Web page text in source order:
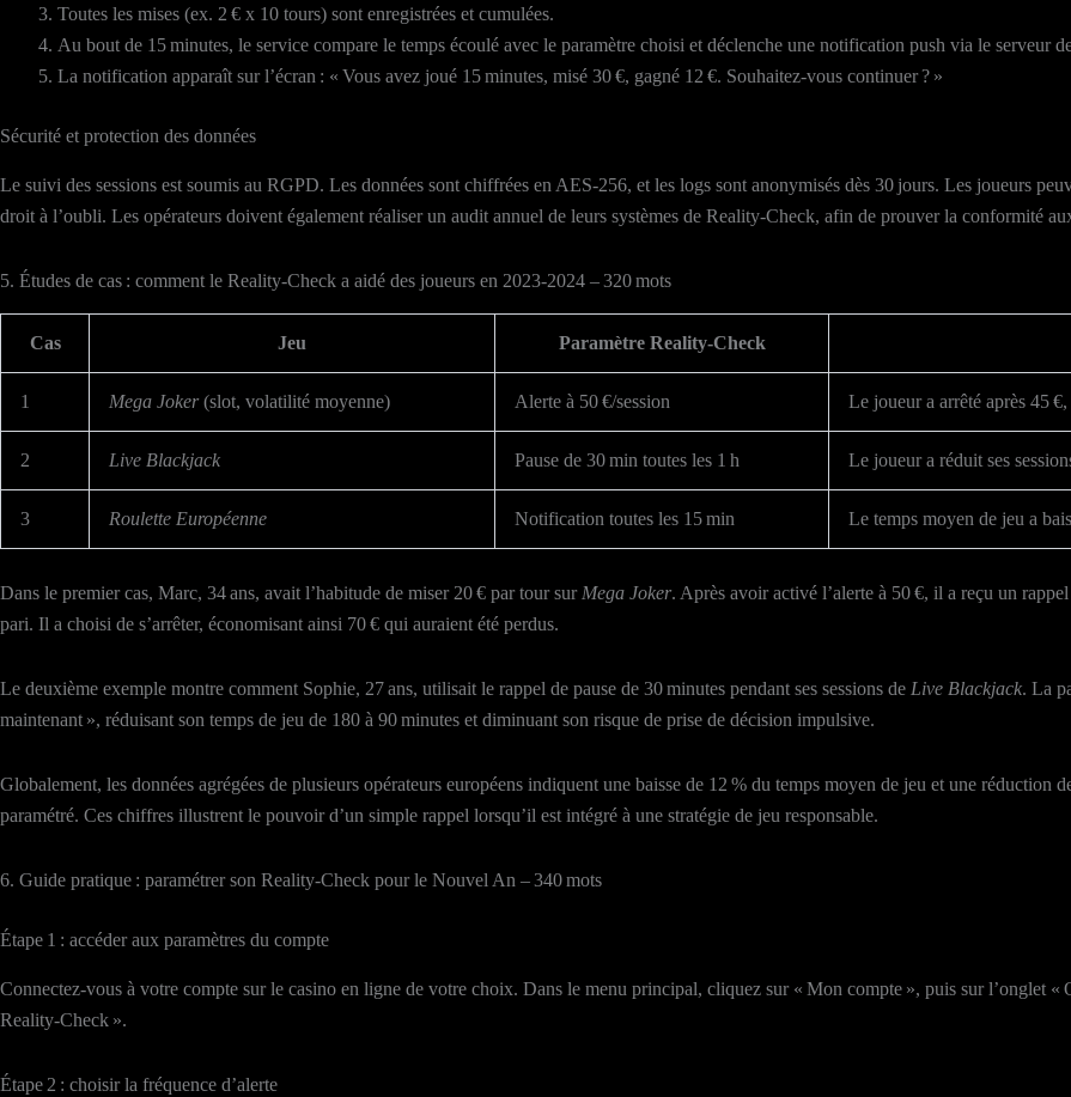
Toutes les mises (ex. 2 € x 10 tours) sont enregistrées et cumulées.
Au bout de 15 minutes, le service compare le temps écoulé avec le paramètre choisi et déclenche une notification push via le serveur
La notification apparaît sur l’écran : « Vous avez joué 15 minutes, misé 30 €, gagné 12 €. Souhaitez‑vous continuer ? »
Sécurité et protection des données
Le suivi des sessions est soumis au RGPD. Les données sont chiffrées en AES‑256, et les logs sont anonymisés dès 30 jours. Les joueurs
droit à l’oubli. Les opérateurs doivent également réaliser un audit annuel de leurs systèmes de Reality‑Check, afin de prouver la conformité
5. Études de cas : comment le Reality‑Check a aidé des joueurs en 2023‑2024 – 320 mots
Cas Jeu Paramètre Reality‑Check
1 Mega Joker(slot, volatilité moyenne) Alerte à 50 €/session Le joueur a arrêté après 45
2 Live Blackjack Pause de 30 min toutes les 1 h Le joueur a réduit ses
3 Roulette Européenne Notification toutes les 15 min Le temps moyen de jeu a
Dans le premier cas, Marc, 34 ans, avait l’habitude de miser 20 € par tour sur Mega Joker. Après avoir activé l’alerte à 50 €, il a reçu un
pari. Il a choisi de s’arrêter, économisant ainsi 70 € qui auraient été perdus.
Le deuxième exemple montre comment Sophie, 27 ans, utilisait le rappel de pause de 30 minutes pendant ses sessions de Live Blackjack. La
maintenant », réduisant son temps de jeu de 180 à 90 minutes et diminuant son risque de prise de décision impulsive.
Globalement, les données agrégées de plusieurs opérateurs européens indiquent une baisse de 12 % du temps moyen de jeu et une réduction
paramétré. Ces chiffres illustrent le pouvoir d’un simple rappel lorsqu’il est intégré à une stratégie de jeu responsable.
6. Guide pratique : paramétrer son Reality‑Check pour le Nouvel An – 340 mots
Étape 1 : accéder aux paramètres du compte
Connectez‑vous à votre compte sur le casino en ligne de votre choix. Dans le menu principal, cliquez sur « Mon compte », puis sur l’onglet
Reality‑Check ».
Étape 2 : choisir la fréquence d’alerte